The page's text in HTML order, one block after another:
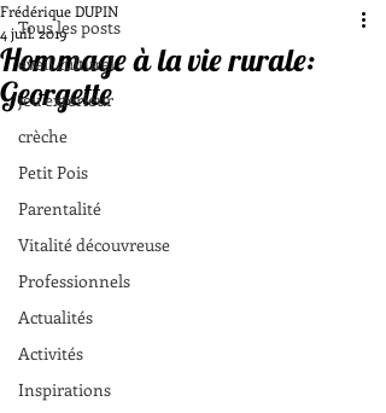
Tous les posts
éveil culturel
jeu extérieur
crèche
Petit Pois
Parentalité
Vitalité découvreuse
Professionnels
Actualités
Activités
Inspirations
Hommage à la vie rurale:
Georgette
Frédérique DUPIN
4 juil. 2019